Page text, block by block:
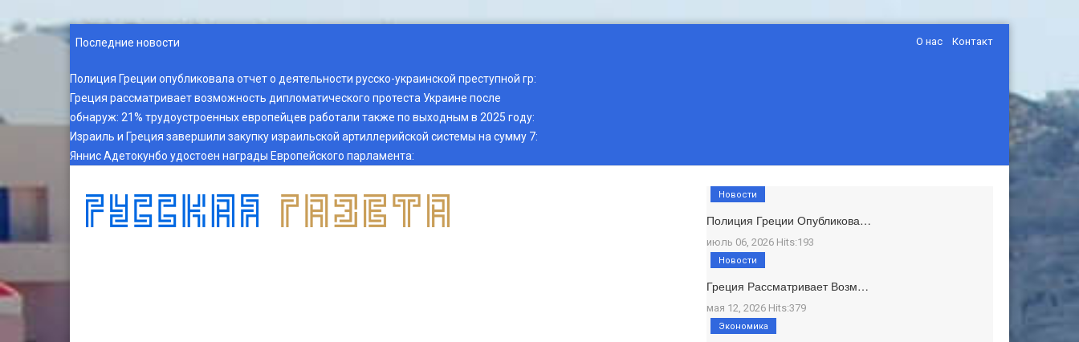
Последние новости
Полиция Греции опубликовала отчет о деятельности русско-украинской преступной гр:
Греция рассматривает возможность дипломатического протеста Украине после
обнаруж: 21% трудоустроенных европейцев работали также по выходным в 2025 году:
Израиль и Греция завершили закупку израильской артиллерийской системы на сумму 7:
Яннис Адетокунбо удостоен награды Европейского парламента:
О нас Контакт
Полиция Греции Опубликова…
июль 06, 2026 Hits:193
Новости
Греция Рассматривает Возм…
мая 12, 2026 Hits:379
Новости
Экономика